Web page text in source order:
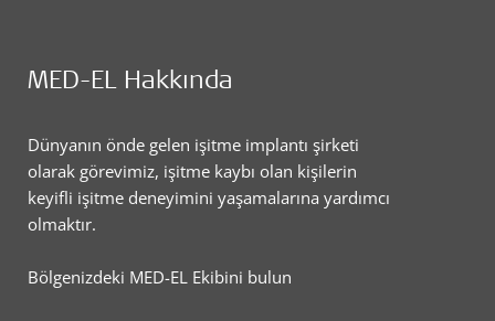
MED-EL Hakkında
Dünyanın önde gelen işitme implantı şirketi
olarak görevimiz, işitme kaybı olan kişilerin
keyifli işitme deneyimini yaşamalarına yardımcı
olmaktır.
Bölgenizdeki MED-EL Ekibini bulun